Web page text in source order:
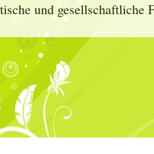
und gesellschaftliche